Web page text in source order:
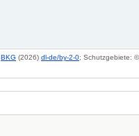
BKG (2026) dl-de/by-2-0; Schutzgebiete: ©